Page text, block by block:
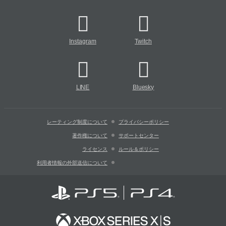
Instagram Twitch
LINE Bluesky
レーティング制度について プライバシーポリシー
著作権について サポートセンター
ライセンス ルール＆ポリシー
利用者情報の外部送信について